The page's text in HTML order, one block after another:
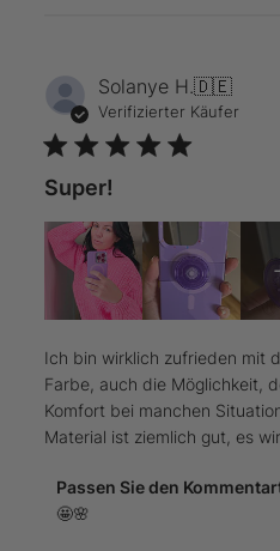
25
2022
Solanye H.🇩🇪
Verifizierter Käufer
Super!
Ich bin wirklich zufrieden mit
Farbe, auch die Möglichkeit,
Komfort bei manchen
Material ist ziemlich gut, es
Kommentare
des
Passen Sie den
🤩🌸